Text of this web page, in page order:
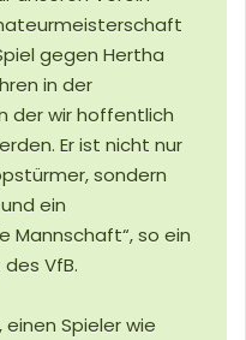
gegen Hertha
in der
der wir hoffentlich
Er ist nicht nur
sondern
ein
Mannschaft“, so ein
VfB.
Spieler wie